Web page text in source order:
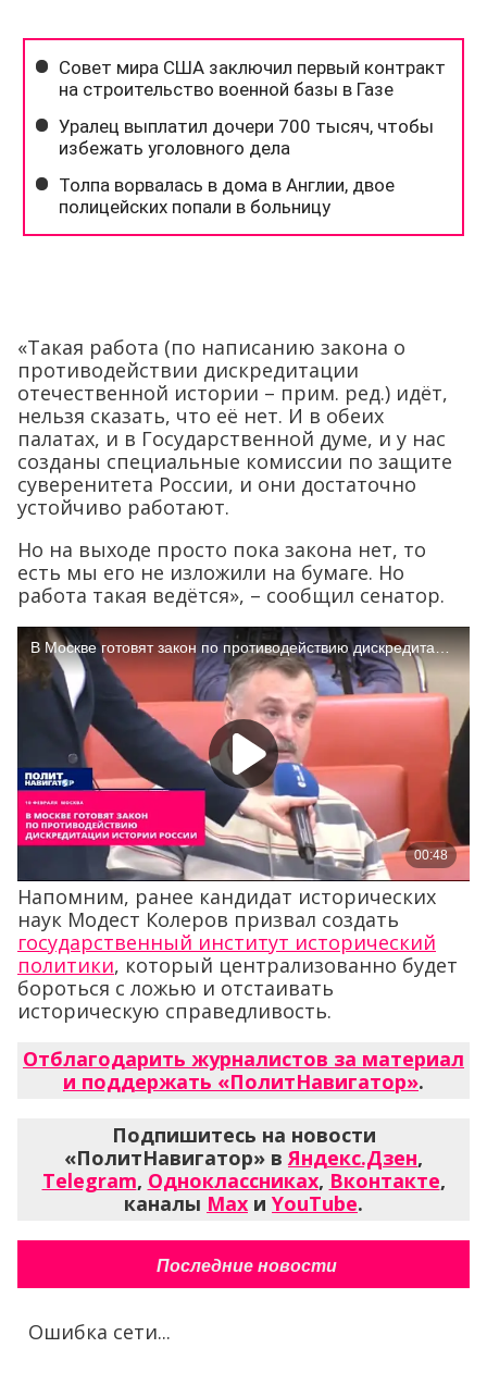
«Такая работа (по написанию закона о
противодействии дискредитации
отечественной истории – прим. ред.) идёт,
нельзя сказать, что её нет. И в обеих
палатах, и в Государственной думе, и у нас
созданы специальные комиссии по защите
суверенитета России, и они достаточно
устойчиво работают.
Но на выходе просто пока закона нет, то
есть мы его не изложили на бумаге. Но
работа такая ведётся», – сообщил сенатор.
Напомним, ранее кандидат исторических
наук Модест Колеров призвал создать
государственный институт исторический
политики, который централизованно будет
бороться с ложью и отстаивать
историческую справедливость.
Отблагодарить журналистов за материал
и поддержать «ПолитНавигатор».
Подпишитесь на новости
«ПолитНавигатор» в Яндекс.Дзен,
Telegram, Одноклассниках, Вконтакте,
каналы Max и YouTube.
Последние новости
Ошибка сети...